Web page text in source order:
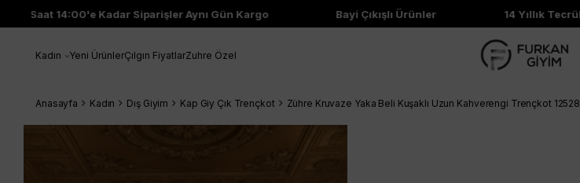
Saat 14:00'e Kadar Siparişler Aynı Gün Kargo Bayi Çıkışlı Ürünler 14 Yıllık Tecrübe
Kadın Yeni ÜrünlerÇılgın FiyatlarZuhre Özel
Anasayfa Kadın Dış Giyim Kap Giy Çık Trençkot Zühre Kruvaze Yaka Beli Kuşaklı Uzun Kahverengi Trençkot 12528